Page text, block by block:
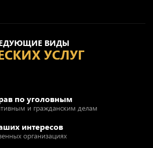
ВИДЫ
УСЛУГ
по уголовным
и гражданским делам
интересов
организациях